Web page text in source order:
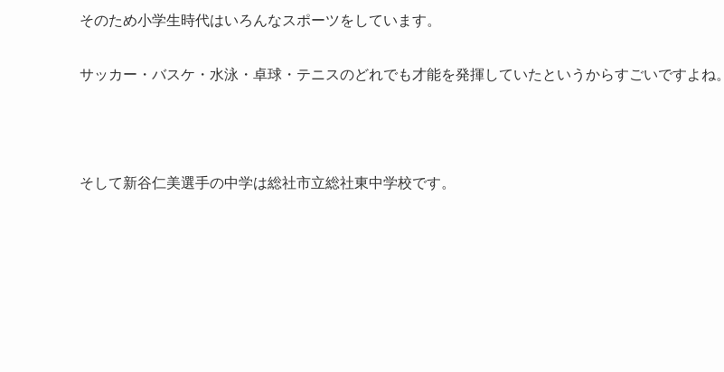
そのため小学生時代はいろんなスポーツをしています。
サッカー・バスケ・水泳・卓球・テニスのどれでも才能を発揮していたというからすごいですよね。
そして新谷仁美選手の中学は総社市立総社東中学校です。